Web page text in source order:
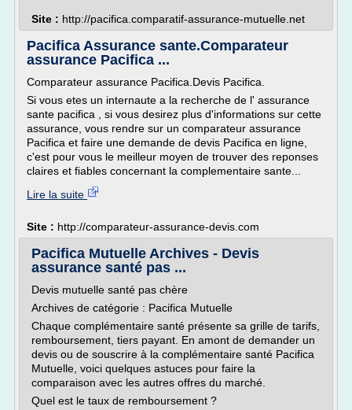
Site : http://pacifica.comparatif-assurance-mutuelle.net
Pacifica Assurance sante.Comparateur
assurance Pacifica ...
Comparateur assurance Pacifica.Devis Pacifica.
Si vous etes un internaute a la recherche de l' assurance
sante pacifica , si vous desirez plus d'informations sur cette
assurance, vous rendre sur un comparateur assurance
Pacifica et faire une demande de devis Pacifica en ligne,
c'est pour vous le meilleur moyen de trouver des reponses
claires et fiables concernant la complementaire sante...
Lire la suite
Site : http://comparateur-assurance-devis.com
Pacifica Mutuelle Archives - Devis
assurance santé pas ...
Devis mutuelle santé pas chère
Archives de catégorie : Pacifica Mutuelle
Chaque complémentaire santé présente sa grille de tarifs,
remboursement, tiers payant. En amont de demander un
devis ou de souscrire à la complémentaire santé Pacifica
Mutuelle, voici quelques astuces pour faire la
comparaison avec les autres offres du marché.
Quel est le taux de remboursement ?